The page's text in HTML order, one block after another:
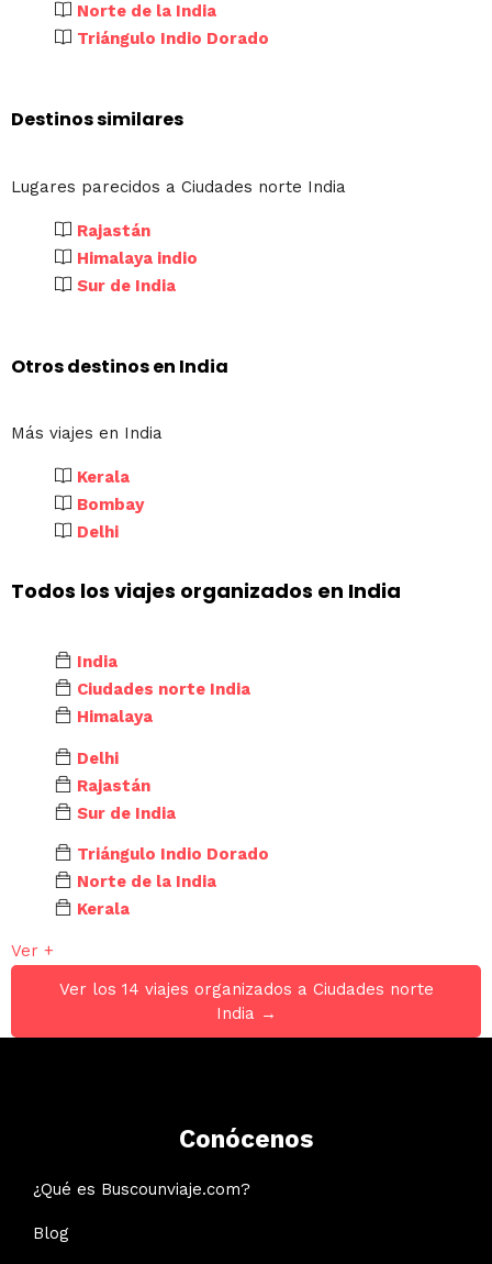
Norte de la India
Triángulo Indio Dorado
Destinos similares
Lugares parecidos a Ciudades norte India
Rajastán
Himalaya indio
Sur de India
Otros destinos en India
Más viajes en India
Kerala
Bombay
Delhi
Todos los viajes organizados en India
India
Ciudades norte India
Himalaya
Delhi
Rajastán
Sur de India
Triángulo Indio Dorado
Norte de la India
Kerala
Ver +
Ver los 14 viajes organizados a Ciudades norte
India →
Conócenos
¿Qué es Buscounviaje.com?
Blog